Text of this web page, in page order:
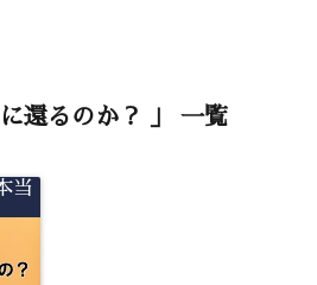
に還るのか？ 」 一覧
当